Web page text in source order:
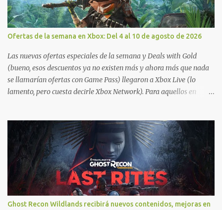
Ofertas de la semana en Xbox: Del 4 al 10 de agosto de 2026
Las nuevas ofertas especiales de la semana y Deals with Gold
(bueno, esos descuentos ya no existen más y ahora más que nada
se llamarían ofertas con Game Pass) llegaron a Xbox Live (lo
lamento, pero cuesta decirle Xbox Network). Para aquellos en
jugarlos y mantener un progreso compartido en Windows PC y
Xbox, y tenemos un listado de juegos compatibles por acá . ¿Aún
necesitas una mano con las compras? Tenemos un tutorial extenso
o en vídeo para que se quiten todas las dudas generales de cómo
hacer compras en Xbox . Podes consultar un listado más completo
de promociones desde xbox.com. El post puede tener
actualizaciones regulares o cambios ante cualquier error. Ofertas
Ghost Recon Wildlands recibirá nuevos contenidos, mejoras en